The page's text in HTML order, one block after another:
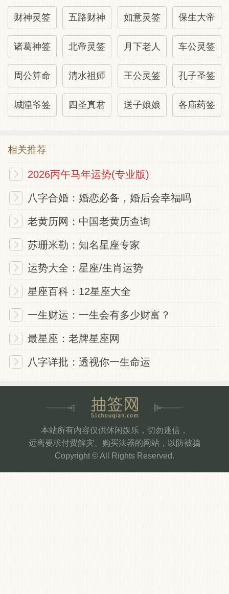
友谊：小人特别多，提防异性的假仁假义。
财神灵签 五路财神 如意灵签 保生大帝
诸葛神签 北帝灵签 月下老人 车公灵签
周公算命 清水祖师 王公灵签 孔子圣签
城隍爷签 四圣真君 送子娘娘 各庙药签
相关推荐
2026丙午马年运势(专业版)
八字合婚：婚恋必备，婚后会幸福吗
老黄历网：中国老黄历查询
苏珊米勒：知名星座专家
运势大全：星座/生肖运势
星座百科：12星座大全
一生财运：一生会有多少财富？
最星座：老牌星座网
八字详批：透视你一生命运
本站所有内容仅供休闲娱乐，切勿迷信，
远离要求付费解灾、购买法器的网站，以防被骗
Copyright © All Rights Reserved.